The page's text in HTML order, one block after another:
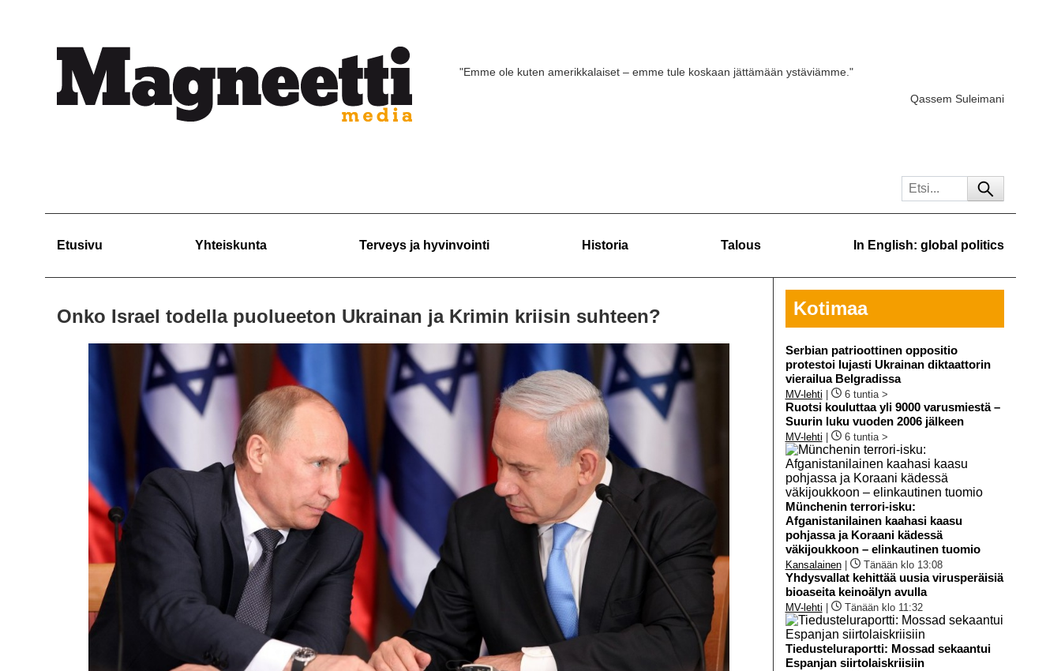
"Emme ole kuten amerikkalaiset – emme tule koskaan jättämään ystäviämme."
Qassem Suleimani
Etusivu Yhteiskunta Terveys ja hyvinvointi Historia Talous In English: global politics
Onko Israel todella puolueeton Ukrainan ja Krimin kriisin suhteen? Kotimaa
Serbian patrioottinen oppositio
protestoi lujasti Ukrainan diktaattorin
vierailua Belgradissa
MV-lehti 6 tuntia >
Ruotsi kouluttaa yli 9000 varusmiestä –
Suurin luku vuoden 2006 jälkeen
MV-lehti 6 tuntia >
Münchenin terrori-isku:
Afganistanilainen kaahasi kaasu
pohjassa ja Koraani kädessä
väkijoukkoon – elinkautinen tuomio
Kansalainen| Tänään klo 13:08
Yhdysvallat kehittää uusia virusperäisiä
bioaseita keinoälyn avulla
MV-lehti Tänään klo 11:32
Tiedusteluraportti: Mossad sekaantui
Espanjan siirtolaiskriisiin